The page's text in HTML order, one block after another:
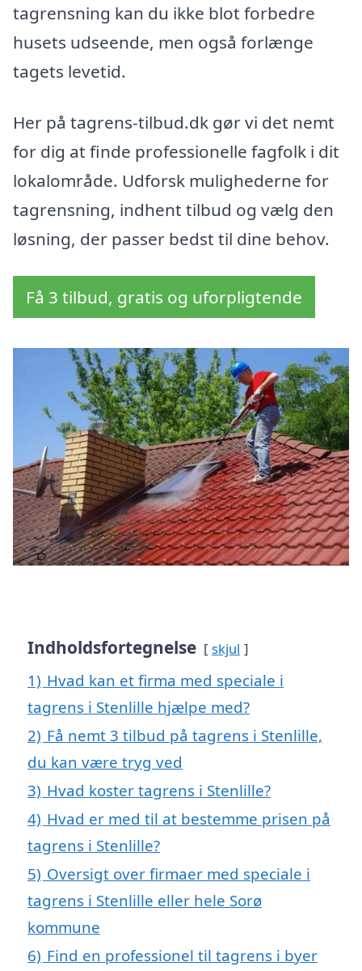
tagrensning kan du ikke blot forbedre
husets udseende, men også forlænge
tagets levetid.
Her på tagrens-tilbud.dk gør vi det nemt
for dig at finde professionelle fagfolk i dit
lokalområde. Udforsk mulighederne for
tagrensning, indhent tilbud og vælg den
løsning, der passer bedst til dine behov.
Få 3 tilbud, gratis og uforpligtende
Indholdsfortegnelse skjul
1) Hvad kan et firma med speciale i
tagrens i Stenlille hjælpe med?
2) Få nemt 3 tilbud på tagrens i Stenlille,
du kan være tryg ved
3) Hvad koster tagrens i Stenlille?
4) Hvad er med til at bestemme prisen på
tagrens i Stenlille?
5) Oversigt over firmaer med speciale i
tagrens i Stenlille eller hele Sorø
kommune
6) Find en professionel til tagrens i byer